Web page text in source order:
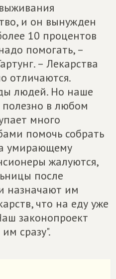
и он вынужден
10 процентов
помогать, –
– Лекарства
отличаются.
людей. Но наше
в любом
много
помочь собрать
умирающему
жалуются,
после
назначают им
что на еду уже
законопроект
сразу".